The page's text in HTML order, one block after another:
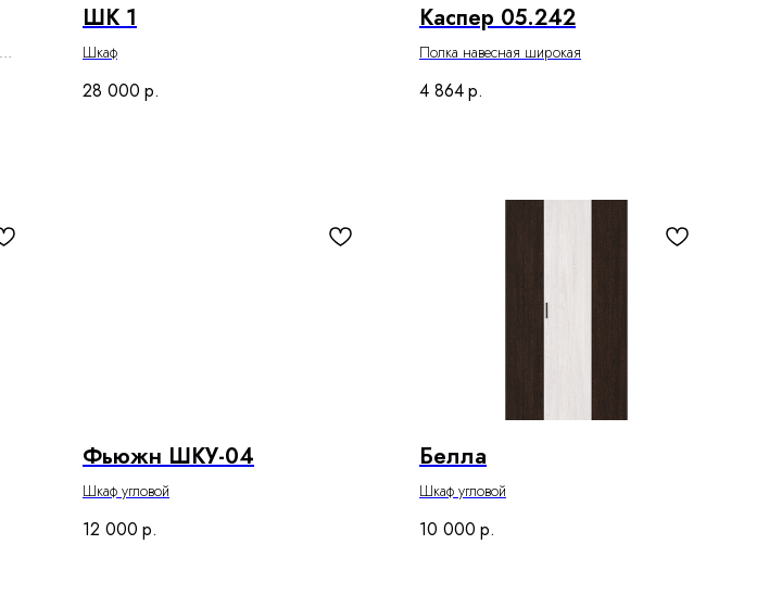
ШК 1
Шкаф
28 000 р.
Каспер 05.242
Полка навесная широкая
4 864р.
Фьюжн ШКУ-04
Шкаф угловой
12 000 р.
Белла
Шкаф угловой
10 000 р.